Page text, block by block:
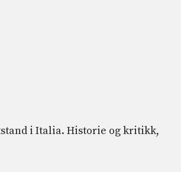
i Italia. Historie og kritikk,